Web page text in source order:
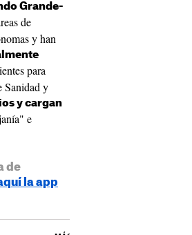
Grande-
de
y han
para
Sanidad y
y cargan
e
de
la app